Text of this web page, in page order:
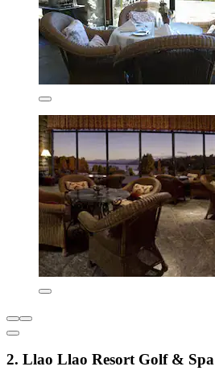
2. Llao Llao Resort Golf & Spa